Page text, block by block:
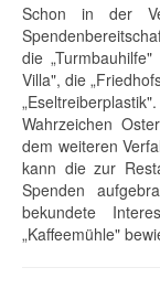
Schon in der
die
Villa", die
Wahrzeichen
dem weiteren
kann die zur
Spenden
bekundete
„Kaffeemühle"